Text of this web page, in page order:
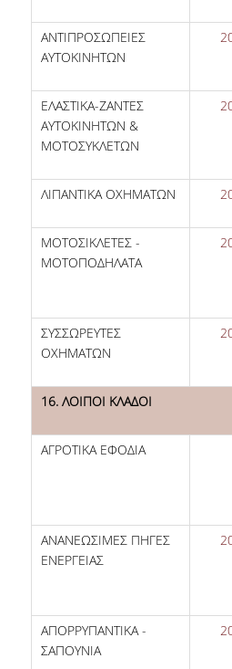
ΑΝΤΙΠΡΟΣΩΠΕΙΕΣ
ΑΥΤΟΚΙΝΗΤΩΝ
ΕΛΑΣΤΙΚΑ-ΖΑΝΤΕΣ
ΑΥΤΟΚΙΝΗΤΩΝ &
ΜΟΤΟΣΥΚΛΕΤΩΝ
ΛΙΠΑΝΤΙΚΑ ΟΧΗΜΑΤΩΝ
ΜΟΤΟΣΙΚΛΕΤΕΣ -
ΜΟΤΟΠΟΔΗΛΑΤΑ
ΣΥΣΣΩΡΕΥΤΕΣ
ΟΧΗΜΑΤΩΝ
16. ΛΟΙΠΟΙ ΚΛΑΔΟΙ
ΑΓΡΟΤΙΚΑ ΕΦΟΔΙΑ
ΑΝΑΝΕΩΣΙΜΕΣ ΠΗΓΕΣ
ΕΝΕΡΓΕΙΑΣ
ΑΠΟΡΡΥΠΑΝΤΙΚΑ -
ΣΑΠΟΥΝΙΑ